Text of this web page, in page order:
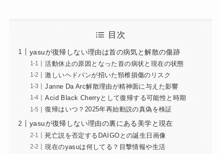
目次
yasuが復帰しない理由は首の病気と解散の傷跡
活動休止の原因となった首の病状と現在の状態
激しいヘドバンが招いた頸椎損傷のリスク
Janne Da Arc解散理由が精神面に与えた影響
Acid Black Cherryとして復帰する可能性と時期
復帰はいつ？2025年再始動説の真偽を検証
yasuが復帰しない理由の裏にある美学と現在
死亡説を否定するDAIGOとの誕生日画像
現在のyasuは何してる？目撃情報や生活